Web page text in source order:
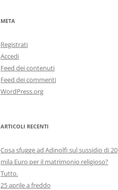
META
Registrati
Accedi
Feed dei contenuti
Feed dei commenti
WordPress.org
ARTICOLI RECENTI
Cosa sfugge ad Adinolfi sul sussidio di 20
mila Euro per il matrimonio religioso?
Tutto.
25 aprile a freddo